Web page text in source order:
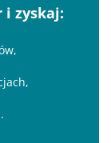
i zyskaj: